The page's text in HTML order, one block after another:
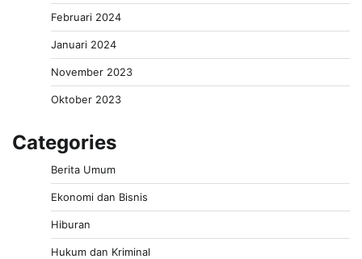
Februari 2024
Januari 2024
November 2023
Oktober 2023
Categories
Berita Umum
Ekonomi dan Bisnis
Hiburan
Hukum dan Kriminal